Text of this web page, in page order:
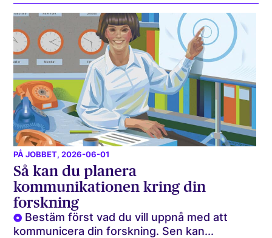
PÅ JOBBET, 2026-06-01
Så kan du planera
kommunikationen kring din
forskning
Bestäm först vad du vill uppnå med att
kommunicera din forskning. Sen kan...